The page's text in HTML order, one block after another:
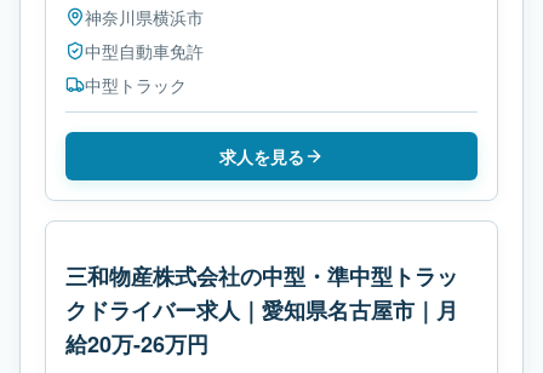
神奈川県横浜市
中型自動車免許
中型トラック
求人を見る
三和物産株式会社の中型・準中型トラッ
クドライバー求人｜愛知県名古屋市｜月
給20万-26万円